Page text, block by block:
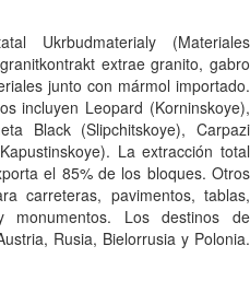
Ukrbudmaterialy (Materiales
extrae granito, gabro
junto con mármol importado.
incluyen Leopard (Korninskoye),
Black (Slipchitskoye), Carpazi
La extracción total
el 85% de los bloques. Otros
carreteras, pavimentos, tablas,
monumentos. Los destinos de
Rusia, Bielorrusia y Polonia.